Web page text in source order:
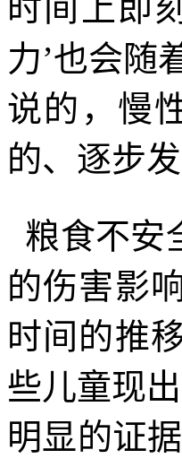
时间上即
力’也会随
说的，慢
的、逐步
粮食不安
的伤害影
时间的推
些儿童现
明显的证